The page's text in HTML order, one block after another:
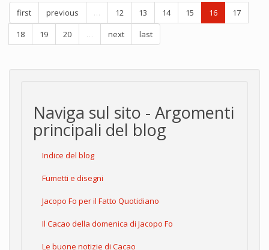
first previous … 12 13 14 15 16
17
18
19 20 … next last
Naviga sul sito - Argomenti
principali del blog
Indice del blog
Fumetti e disegni
Jacopo Fo per il Fatto Quotidiano
Il Cacao della domenica di Jacopo Fo
Le buone notizie di Cacao